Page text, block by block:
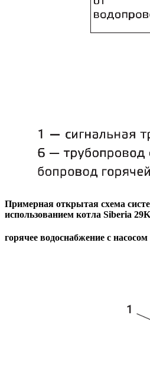
Примерная открытая схема
использованием котла Siberia
горячее водоснабжение с насосом